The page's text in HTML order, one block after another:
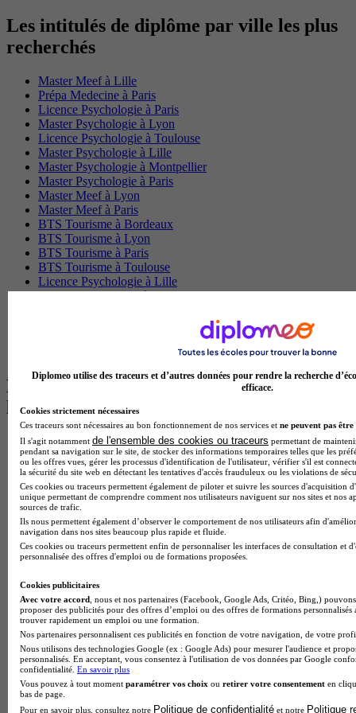
Les intitulés de diplôme par ville les plus
recherchés
Master Meef à Lille
Prépa Medecine à Paris
Licence Psychologie à Paris
Master Psychologie à Lyon
Licence Psychologie à Toulouse
Master Psychologie à Lille
Master Psychologie à Montpellier
Master Psychologie à Paris
Master Meef à Lyon
Master Meef à Paris
BTS Tourisme à Bordeaux
BTS Tourisme à Lyon
BTS Tourisme à Paris
BTS Tourisme à Toulouse
Licence Psychologie à Lille
Master Informatique à Paris
Les intitulés de diplôme par alternance
les plus recherchés
BTS Esf en alternance
BTS Dietetique en alternance
BTS Mco en alternance
BTS Pi en alternance
BTS Sp3s en alternance
Master CCA en alternance
BTS Ndrc en alternance
BTS Sam en alternance
Cap Fleuriste en alternance
MSc Marketing Digital en alternance
BTS Gpme en alternance
Cap Electricien en alternance
BTS Gpn en alternance
BTS Domotique en alternance
BAC Pro Agora en alternance
BTS Sta en alternance
BTS Iris en alternance
BTS Tpl en alternance
Diplomeo utilise des traceurs et d’autres données pour rendre la recherche
efficace.
Cookies strictement nécessaires
Ces traceurs sont nécessaires au bon fonctionnement de nos services et ne peuvent pas être
Il s'agit notamment de l'ensemble des cookies ou traceurs permettant de
pendant sa navigation sur le site, de stocker des informations temporaires telles que les
ou les offres vues, gérer les processus d'identification de l'utilisateur, vérifier s'il est
la sécurité du site web en détectant les tentatives d'accès frauduleux ou les violations de
Ces cookies ou traceurs permettent également de piloter et suivre les sources d'acquisition
unique permettant de comprendre comment nos utilisateurs naviguent sur nos sites et nos
sources de trafic.
Ils nous permettent également d’observer le comportement de nos utilisateurs afin
navigation dans nos sites beaucoup plus rapide et fluide.
Ces cookies ou traceurs permettent enfin de personnaliser les interfaces de consultation et
personnalisée des offres d'emploi ou de formations proposées.
Cookies publicitaires
Avec votre accord , nous et nos partenaires (Facebook, Google Ads, Critéo, Bing,)
proposer des publicités pour des offres d’emploi ou des offres de formations
trouver rapidement un emploi ou une formation.
Nos partenaires personnalisent ces publicités en fonction de votre navigation, de votre
Nous utilisons des technologies Google (ex : Google Ads) pour mesurer l'audience et
personnalisés. En acceptant, vous consentez à l'utilisation de vos données par Google
confidentialité. En savoir plus
Vous pouvez à tout moment paramétrer vos choix ou retirer votre consentement en
bas de page.
Pour en savoir plus, consultez notre Politique de confidentialité et notre Politique